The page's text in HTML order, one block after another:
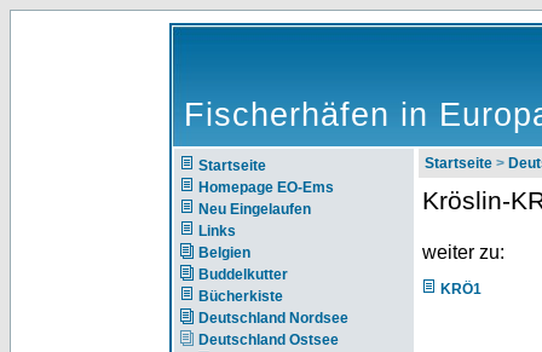
Fischerhäfen in
Startseite
Homepage EO-Ems
Neu Eingelaufen
Links
Belgien
Buddelkutter
Bücherkiste
Deutschland Nordsee
Deutschland Ostsee
Startseite >
Kröslin-
weiter zu:
KRÖ1